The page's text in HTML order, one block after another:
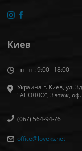
Киев
пн-пт : 9:00 - 18:00
Украина г. Киев, ул.
"АПОЛЛО", 3 этаж, оф.
(067) 564-94-76
office@loveks.net